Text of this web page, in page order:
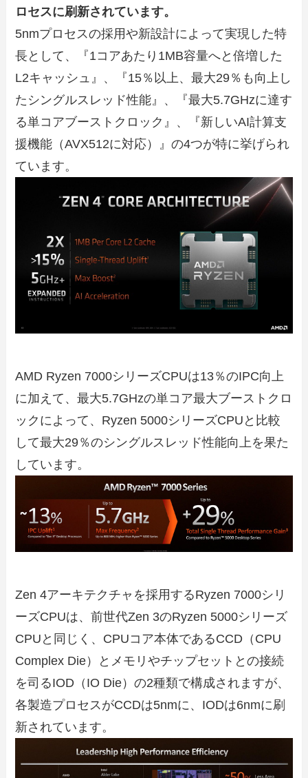
ロセスに刷新されています。
5nmプロセスの採用や新設計によって実現した特
長として、『1コアあたり1MB容量へと倍増した
L2キャッシュ』、『15％以上、最大29％も向上し
たシングルスレッド性能』、『最大5.7GHzに達す
る単コアブーストクロック』、『新しいAI計算支
援機能（AVX512に対応）』の4つが特に挙げられ
ています。
AMD Ryzen 7000シリーズCPUは13％のIPC向上
に加えて、最大5.7GHzの単コア最大ブーストクロ
ックによって、Ryzen 5000シリーズCPUと比較
して最大29％のシングルスレッド性能向上を果た
しています。
Zen 4アーキテクチャを採用するRyzen 7000シリ
ーズCPUは、前世代Zen 3のRyzen 5000シリーズ
CPUと同じく、CPUコア本体であるCCD（CPU
Complex Die）とメモリやチップセットとの接続
を司るIOD（IO Die）の2種類で構成されますが、
各製造プロセスがCCDは5nmに、IODは6nmに刷
新されています。